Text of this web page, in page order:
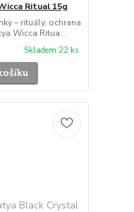
Ritual 15g
– rituály, ochrana
Wicca Ritua...
Skladem 22 ks